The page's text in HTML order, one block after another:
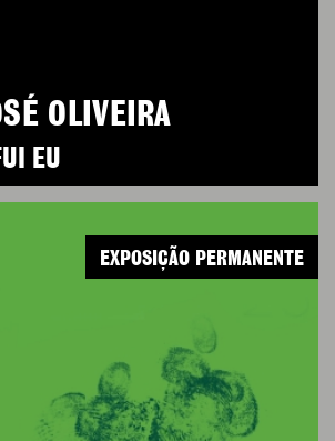
OLIVEIRA
EU
EXPOSIÇÃO PERMANENTE